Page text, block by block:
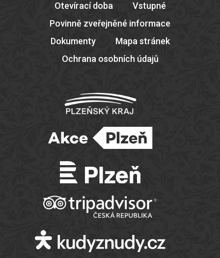
Otevírací doba
Vstupné
Povinně zveřejněné informace
Dokumenty
Mapa stránek
Ochrana osobních údajů